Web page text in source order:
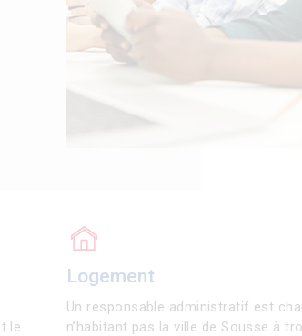
le
Logement
Un responsable administratif est
n’habitant pas la ville de Sousse à